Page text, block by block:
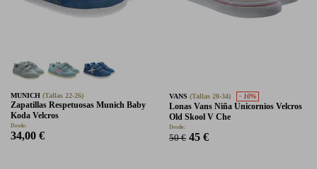
MUNICH (Tallas 22-26)
Zapatillas Respetuosas Munich Baby
Koda Velcros
Desde:
34,00 €
VANS (Tallas 20-34) - 10%
Lonas Vans Niña Unicornios Velcros
Old Skool V Che
Desde:
50 € 45 €